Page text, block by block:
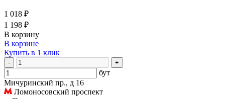
1 018 ₽
1 198 ₽
В корзину
В корзине
Купить в 1 клик
- +
бут
Мичуринский пр., д 16
Ломоносовский проспект